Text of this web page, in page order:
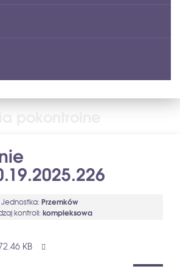
Jednostka: Przemków
kontroli:kompleksowa
KB